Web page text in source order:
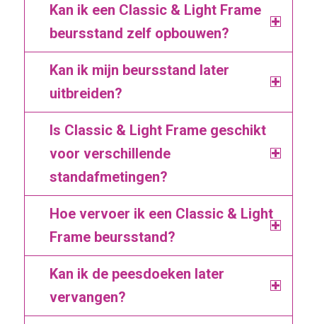
Kan ik een Classic & Light Frame
beursstand zelf opbouwen?
Kan ik mijn beursstand later
uitbreiden?
Is Classic & Light Frame geschikt
voor verschillende
standafmetingen?
Hoe vervoer ik een Classic & Light
Frame beursstand?
Kan ik de peesdoeken later
vervangen?